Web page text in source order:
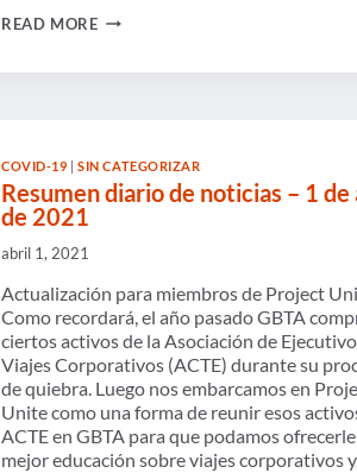
READ MOREGLOBAL
ASSOCIATION
FEDERALES
QUE
FRONTERAS
–
COVID-19 |SIN CATEGORIZAR
Resumen diario de noticias – 1 de
de 2021
abril 1, 2021
Actualización para miembros de Project
Como recordará, el año pasado GBTA
ciertos activos de la Asociación de
Viajes Corporativos (ACTE) durante su
de quiebra. Luego nos embarcamos en
Unite como una forma de reunir esos
ACTE en GBTA para que podamos
mejor educación sobre viajes corporativos